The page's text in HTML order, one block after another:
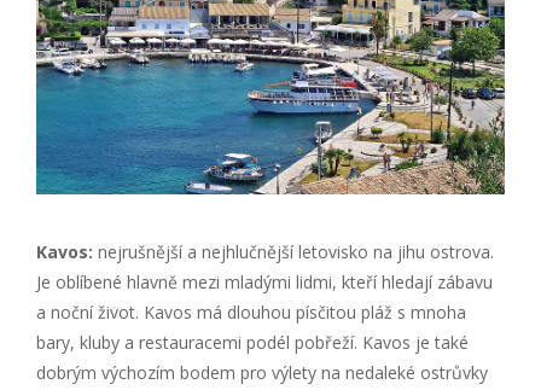
Kavos: nejrušnější a nejhlučnější letovisko na jihu ostrova.
Je oblíbené hlavně mezi mladými lidmi, kteří hledají zábavu
a noční život. Kavos má dlouhou písčitou pláž s mnoha
bary, kluby a restauracemi podél pobřeží. Kavos je také
dobrým výchozím bodem pro výlety na nedaleké ostrůvky